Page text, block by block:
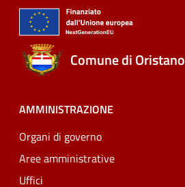
Comune di Oristano
AMMINISTRAZIONE
Organi di governo
Aree amministrative
Uffici